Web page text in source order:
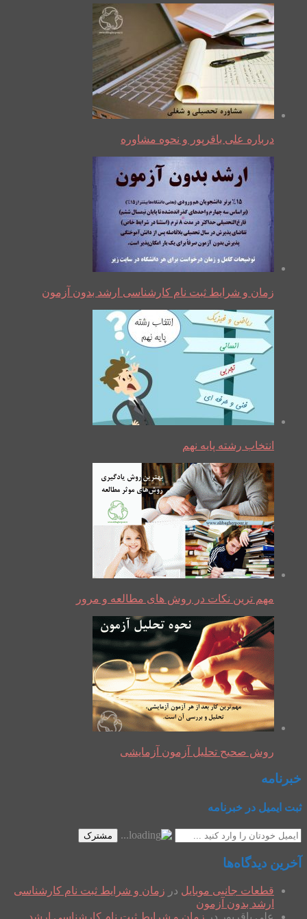
درباره علی باقرپور و نحوه مشاوره
زمان و شرایط ثبت نام کارشناسی ارشد بدون آزمون
انتخاب رشته پایه نهم
مهم ترین نکات در روش های مطالعه و مرور
روش صحیح تحلیل آزمون آزمایشی
خبرنامه
ثبت ایمیل در خبرنامه
مشترک
آخرین دیدگاه‌ها
قطعات جانبی موبایل در زمان و شرایط ثبت نام کارشناسی
ارشد بدون آزمون
علی باقرپور در زمان و شرایط ثبت نام کارشناسی ارشد